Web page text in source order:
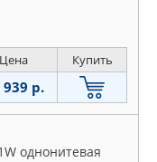
Цена Купить
939 р.
однонитевая